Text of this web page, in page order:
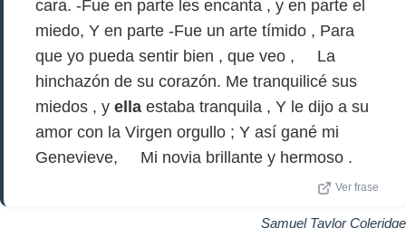
cara. -Fue en parte les encanta , y en parte el
miedo, Y en parte -Fue un arte tímido , Para
que yo pueda sentir bien , que veo , La
hinchazón de su corazón. Me tranquilicé sus
miedos , y ella estaba tranquila , Y le dijo a su
amor con la Virgen orgullo ; Y así gané mi
Genevieve, Mi novia brillante y hermoso .
Ver frase
Samuel Taylor Coleridge